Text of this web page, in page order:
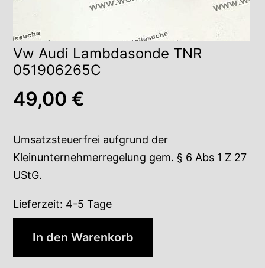
Vw Audi Lambdasonde TNR
051906265C
49,00 €
Umsatzsteuerfrei aufgrund der
Kleinunternehmerregelung gem. § 6 Abs 1 Z 27
UStG.
Lieferzeit: 4-5 Tage
In den Warenkorb